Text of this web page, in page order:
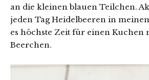
an die kleinen blauen Teilchen.
jeden Tag Heidelbeeren in
es höchste Zeit für einen Kuchen
Beerchen.